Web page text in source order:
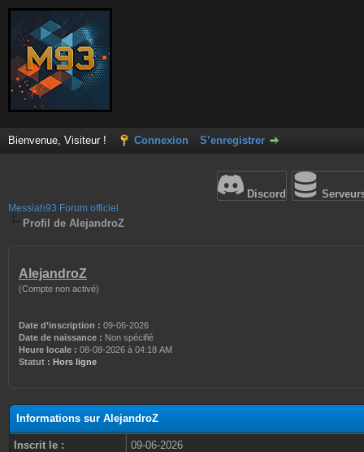
Bienvenue, Visiteur ! Connexion S’enregistrer
Discord
Messiah93 Forum officiel
Profil de AlejandroZ
AlejandroZ
(Compte non activé)
Date d’inscription : 09-06-2026
Date de naissance : Non spécifié
Heure locale : 08-08-2026 à 04:18 AM
Statut : Hors ligne
Informations sur AlejandroZ
Inscrit le :
09-06-2026